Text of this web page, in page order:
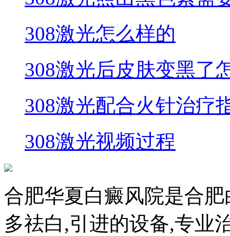
308激光怎么样的
308激光后皮肤变黑了
308激光配合火针治疗
308激光视频过程
合肥华夏白癜风院是合
多祛白,引进的设备,专业